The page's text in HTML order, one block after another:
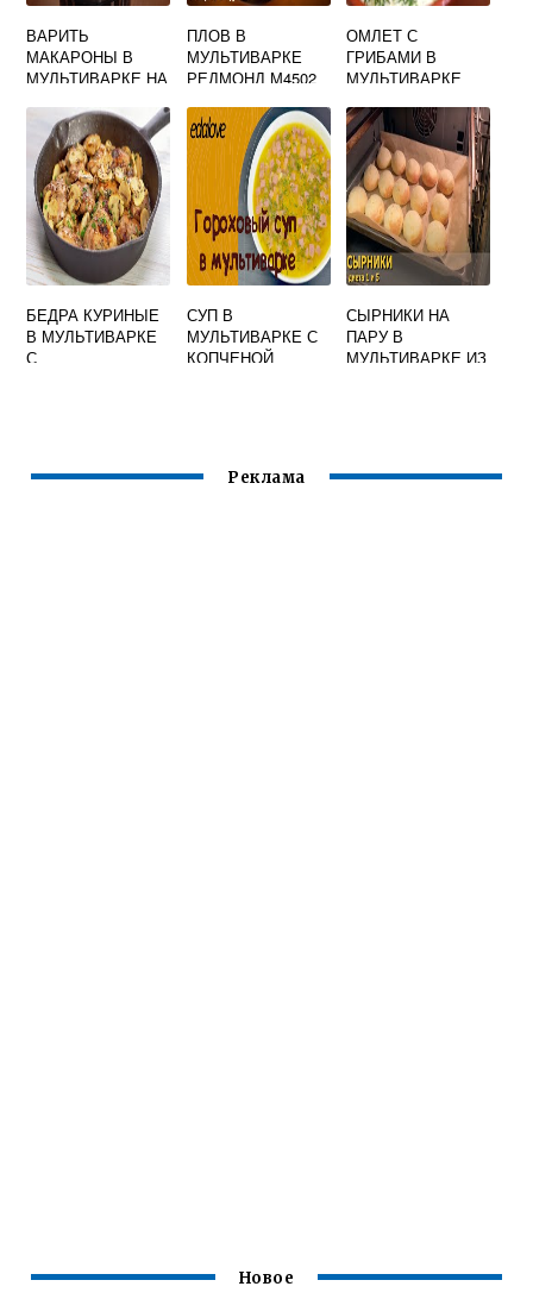
ВАРИТЬ
МАКАРОНЫ В
МУЛЬТИВАРКЕ НА
ПЛОВ В
МУЛЬТИВАРКЕ
РЕДМОНД М4502
ОМЛЕТ С
ГРИБАМИ В
МУЛЬТИВАРКЕ
БЕДРА КУРИНЫЕ
В МУЛЬТИВАРКЕ
С
СУП В
МУЛЬТИВАРКЕ С
КОПЧЕНОЙ
СЫРНИКИ НА
ПАРУ В
МУЛЬТИВАРКЕ ИЗ
Реклама
Новое